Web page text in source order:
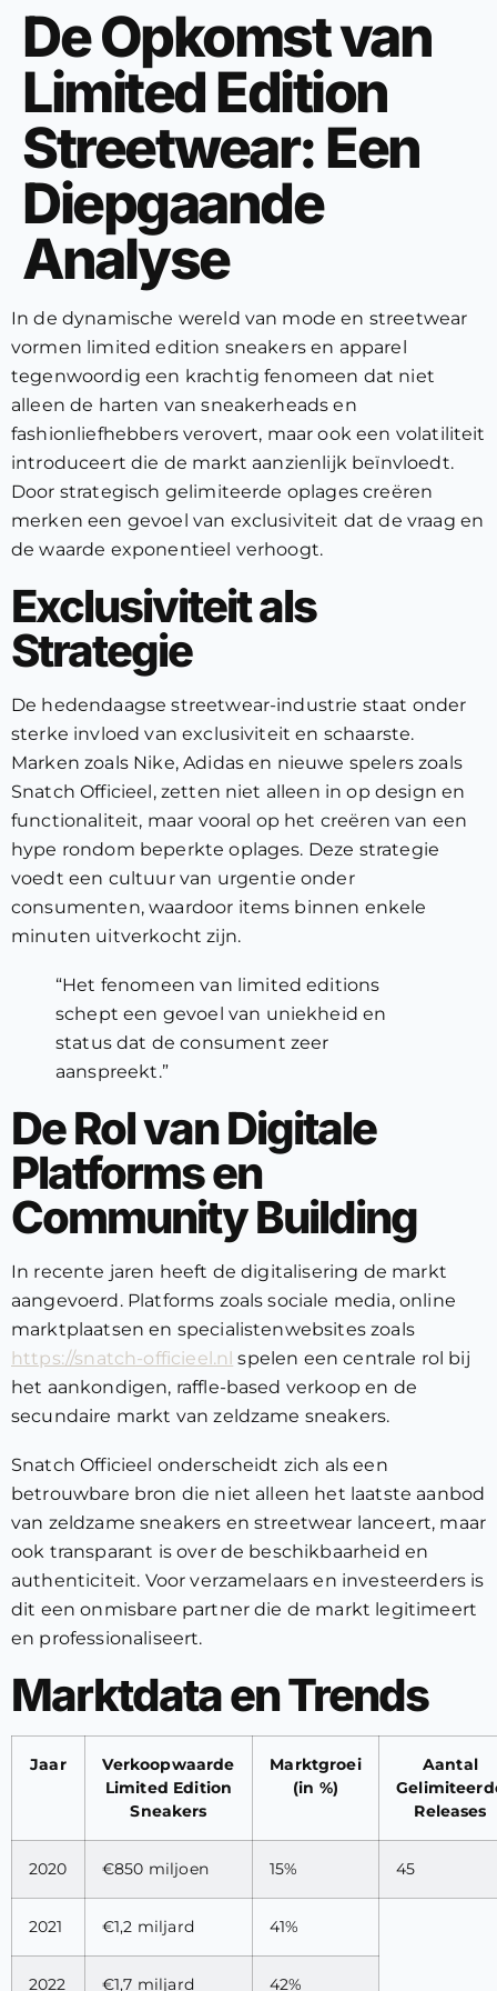
De Opkomst van
Limited Edition
Streetwear: Een
Diepgaande
Analyse
In de dynamische wereld van mode en streetwear
vormen limited edition sneakers en apparel
tegenwoordig een krachtig fenomeen dat niet
alleen de harten van sneakerheads en
fashionliefhebbers verovert, maar ook een volatiliteit
introduceert die de markt aanzienlijk beïnvloedt.
Door strategisch gelimiteerde oplages creëren
merken een gevoel van exclusiviteit dat de vraag en
de waarde exponentieel verhoogt.
Exclusiviteit als
Strategie
De hedendaagse streetwear-industrie staat onder
sterke invloed van exclusiviteit en schaarste.
Marken zoals Nike, Adidas en nieuwe spelers zoals
Snatch Officieel, zetten niet alleen in op design en
functionaliteit, maar vooral op het creëren van een
hype rondom beperkte oplages. Deze strategie
voedt een cultuur van urgentie onder
consumenten, waardoor items binnen enkele
minuten uitverkocht zijn.
“Het fenomeen van limited editions
schept een gevoel van uniekheid en
status dat de consument zeer
aanspreekt.”
De Rol van Digitale
Platforms en
Community Building
In recente jaren heeft de digitalisering de markt
aangevoerd. Platforms zoals sociale media, online
marktplaatsen en specialistenwebsites zoals
https://snatch-officieel.nl spelen een centrale rol bij
het aankondigen, raffle-based verkoop en de
secundaire markt van zeldzame sneakers.
Snatch Officieel onderscheidt zich als een
betrouwbare bron die niet alleen het laatste aanbod
van zeldzame sneakers en streetwear lanceert, maar
ook transparant is over de beschikbaarheid en
authenticiteit. Voor verzamelaars en investeerders is
dit een onmisbare partner die de markt legitimeert
en professionaliseert.
Marktdata en Trends
Jaar
Verkoopwaarde
Limited Edition
Sneakers
Marktgroei
(in %)
Aantal
Releases
2020 €850 miljoen 15% 45
2021 €1,2 miljard 41%
2022 €1,7 miljard 42%